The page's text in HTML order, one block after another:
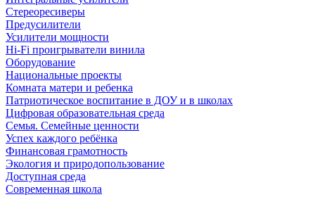
Стереоресиверы
Предусилители
Усилители мощности
Hi-Fi проигрыватели винила
Оборудование
Национальные проекты
Комната матери и ребенка
Патриотическое воспитание в ДОУ и в школах
Цифровая образовательная среда
Семья. Семейные ценности
Успех каждого ребёнка
Финансовая грамотность
Экология и природопользование
Доступная среда
Современная школа